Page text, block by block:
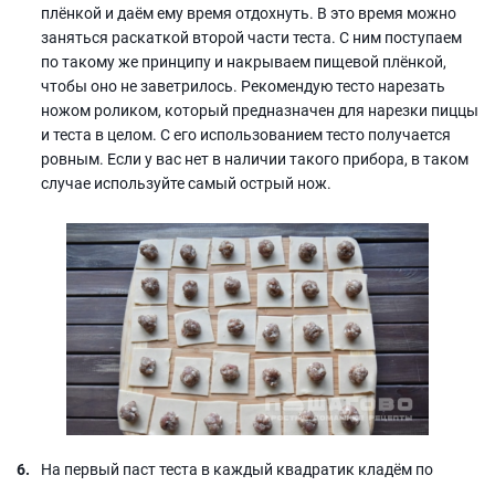
плёнкой и даём ему время отдохнуть. В это время можно
заняться раскаткой второй части теста. С ним поступаем
по такому же принципу и накрываем пищевой плёнкой,
чтобы оно не заветрилось. Рекомендую тесто нарезать
ножом роликом, который предназначен для нарезки пиццы
и теста в целом. С его использованием тесто получается
ровным. Если у вас нет в наличии такого прибора, в таком
случае используйте самый острый нож.
На первый паст теста в каждый квадратик кладём по